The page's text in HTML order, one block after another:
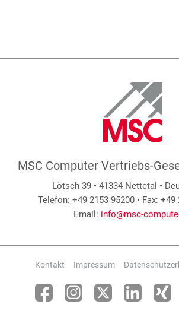
MSC Computer Vertriebs-
Lötsch 39 • 41334 Nettetal •
Telefon: +49 2153 95200 • Fax: +49
Email: info@msc-
Kontakt Impressum